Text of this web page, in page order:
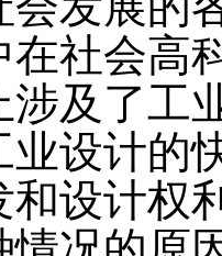
在社会高
涉及了工
业设计的
和设计权